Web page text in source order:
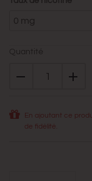
Quantité
En ajoutant ce
de fidélité.